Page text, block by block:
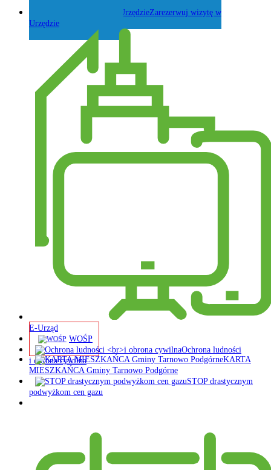
Zarezerwuj wizytę w
Urzędzie
E-Urząd
WOŚP
Ochrona ludności
i obrona cywilna
KARTA
MIESZKAŃCA Gminy Tarnowo Podgórne
STOP drastycznym
podwyżkom cen gazu